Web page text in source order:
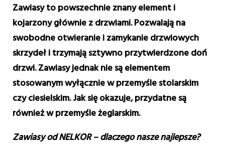
Zawiasy to powszechnie znany element i
kojarzony głównie z drzwiami. Pozwalają na
swobodne otwieranie i zamykanie drzwiowych
skrzydeł i trzymają sztywno przytwierdzone doń
drzwi. Zawiasy jednak nie są elementem
stosowanym wyłącznie w przemyśle stolarskim
czy ciesielskim. Jak się okazuje, przydatne są
również w przemyśle żeglarskim.
Zawiasy od NELKOR – dlaczego nasze najlepsze?